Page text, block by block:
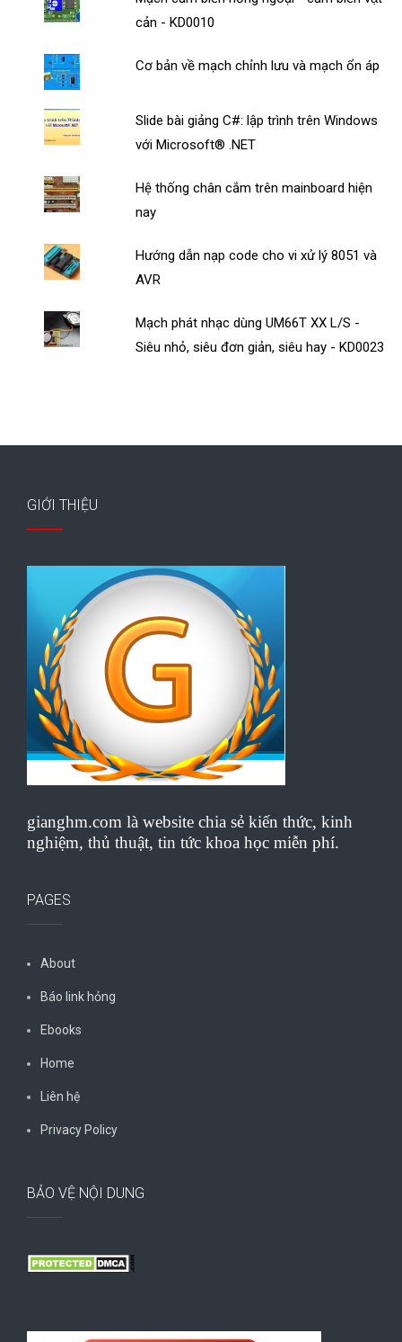
cản - KD0010
Cơ bản về mạch chỉnh lưu và mạch ổn áp
Slide bài giảng C#: lập trình trên Windows
với Microsoft® .NET
Hệ thống chân cắm trên mainboard hiện
nay
Hướng dẫn nạp code cho vi xử lý 8051 và
AVR
Mạch phát nhạc dùng UM66T XX L/S -
Siêu nhỏ, siêu đơn giản, siêu hay - KD0023
GIỚI THIỆU
gianghm.com là website chia sẻ kiến thức, kinh
nghiệm, thủ thuật, tin tức khoa học miễn phí.
PAGES
About
Báo link hỏng
Ebooks
Home
Liên hệ
Privacy Policy
BẢO VỆ NỘI DUNG